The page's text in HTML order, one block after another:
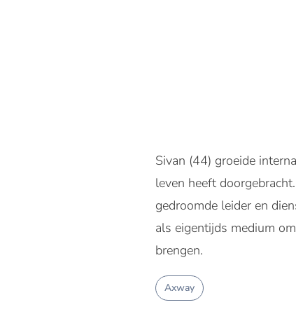
Sivan (44) groeide
leven heeft
gedroomde leider en
als eigentijds medium
brengen.
Axway